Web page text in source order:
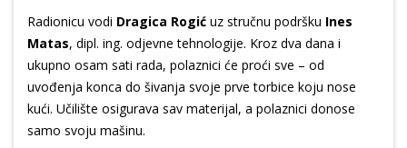
Radionicu vodi Dragica Rogić uz stručnu podršku Ines
Matas, dipl. ing. odjevne tehnologije. Kroz dva dana i
ukupno osam sati rada, polaznici će proći sve – od
uvođenja konca do šivanja svoje prve torbice koju nose
kući. Učilište osigurava sav materijal, a polaznici donose
samo svoju mašinu.